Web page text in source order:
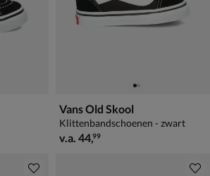
Vans Old Skool
Klittenbandschoenen - zwart
vanaf € 44,99
v.a. 44,99